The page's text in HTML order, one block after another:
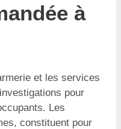
à
et les services
pour
Les
constituent pour